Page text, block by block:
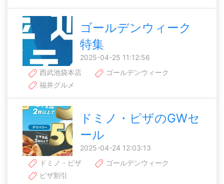
ゴールデンウィーク
特集
2025-04-25 11:12:56
西武池袋本店
ゴールデンウィーク
福井グルメ
ドミノ・ピザのGWセ
ール
2025-04-24 12:03:13
ドミノ・ピザ
ゴールデンウィーク
ピザ割引